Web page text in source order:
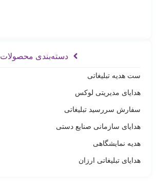
دسته‌بندی محصولات
ست هدیه تبلیغاتی
هدایای مدیریتی لوکس
سفارش سررسید تبلیغاتی
هدایای سازمانی صنایع دستی
هدیه نمایشگاهی
هدایای تبلیغاتی ارزان